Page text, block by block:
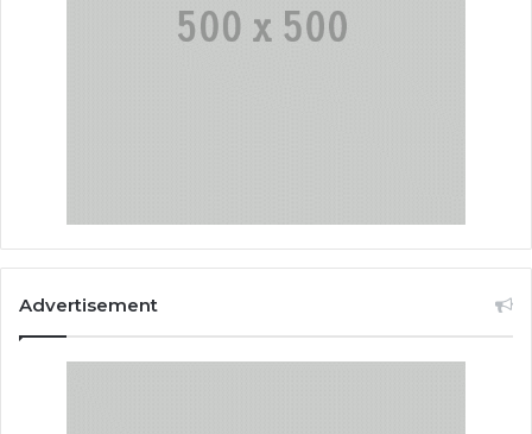
Advertisement